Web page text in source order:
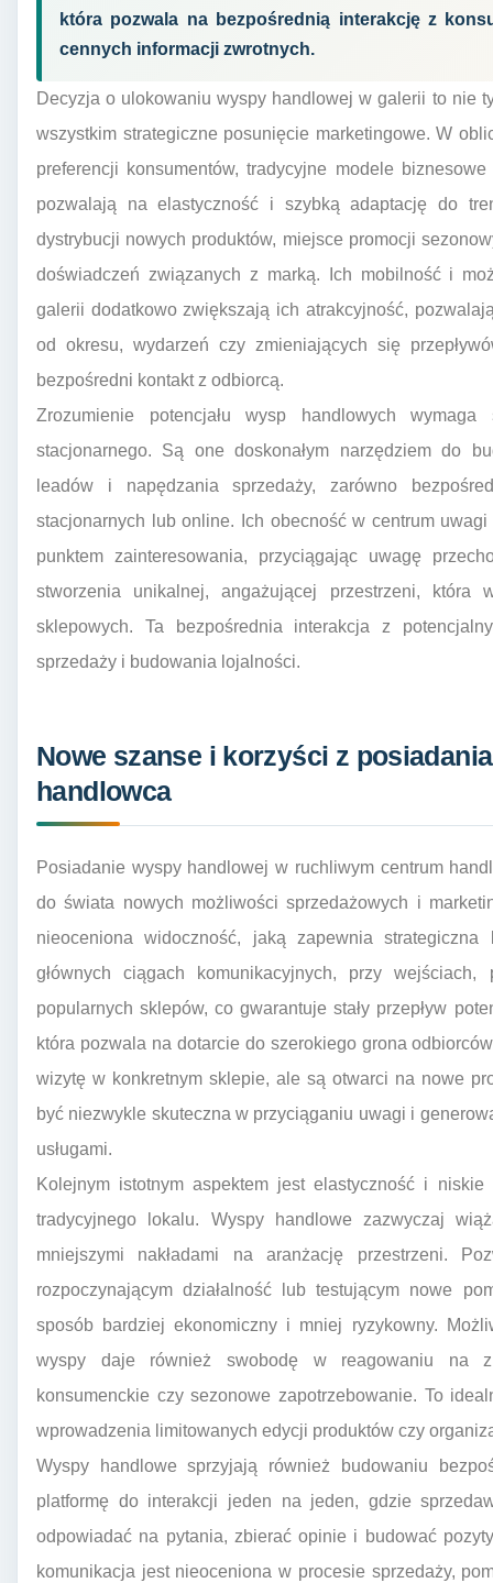
która pozwala na bezpośrednią interakcję z
cennych informacji zwrotnych.
Decyzja o ulokowaniu wyspy handlowej w galerii to nie
wszystkim strategiczne posunięcie marketingowe. W
preferencji konsumentów, tradycyjne modele
pozwalają na elastyczność i szybką adaptację do
dystrybucji nowych produktów, miejsce promocji
doświadczeń związanych z marką. Ich mobilność i
galerii dodatkowo zwiększają ich atrakcyjność,
od okresu, wydarzeń czy zmieniających się
bezpośredni kontakt z odbiorcą.
Zrozumienie potencjału wysp handlowych
stacjonarnego. Są one doskonałym narzędziem do
leadów i napędzania sprzedaży, zarówno
stacjonarnych lub online. Ich obecność w centrum
punktem zainteresowania, przyciągając uwagę
stworzenia unikalnej, angażującej przestrzeni,
sklepowych. Ta bezpośrednia interakcja z
sprzedaży i budowania lojalności.
Nowe szanse i korzyści z
handlowca
Posiadanie wyspy handlowej w ruchliwym centrum
do świata nowych możliwości sprzedażowych i
nieoceniona widoczność, jaką zapewnia
głównych ciągach komunikacyjnych, przy
popularnych sklepów, co gwarantuje stały przepływ
która pozwala na dotarcie do szerokiego grona
wizytę w konkretnym sklepie, ale są otwarci na nowe
być niezwykle skuteczna w przyciąganiu uwagi i
usługami.
Kolejnym istotnym aspektem jest elastyczność i
tradycyjnego lokalu. Wyspy handlowe zazwyczaj
mniejszymi nakładami na aranżację przestrzeni.
rozpoczynającym działalność lub testującym nowe
sposób bardziej ekonomiczny i mniej ryzykowny.
wyspy daje również swobodę w reagowaniu na
konsumenckie czy sezonowe zapotrzebowanie. To
wprowadzenia limitowanych edycji produktów czy
Wyspy handlowe sprzyjają również budowaniu
platformę do interakcji jeden na jeden, gdzie
odpowiadać na pytania, zbierać opinie i budować
komunikacja jest nieoceniona w procesie sprzedaży,